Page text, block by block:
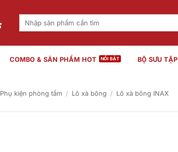
Tìm
COMBO & SẢN PHẨM HOT BỘ SƯU TẬP
Phụ kiện phòng tắm / Lô xà bông / Lô xà bông INAX